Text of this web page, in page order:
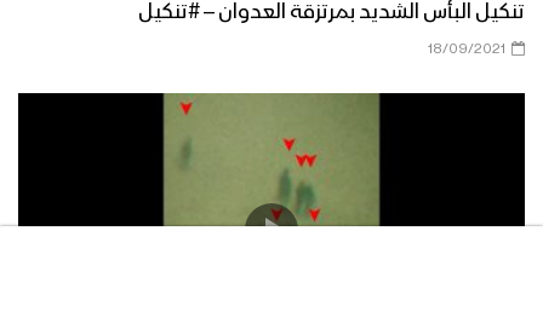
تنكيل البأس الشديد بمرتزقة العدوان – #تنكيل
18/09/2021